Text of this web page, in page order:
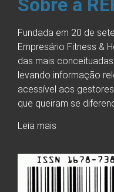
Sobre a
Fundada em 20 de
Empresário Fitness &
das mais
levando informação
acessível aos
que queiram se
Leia mais